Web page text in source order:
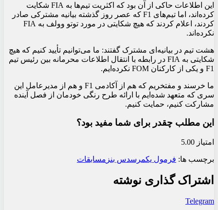
این اطلاعات حاکی از آن بود که اکثریت تیم‌ها به FIA شکایت
کرده‌اند، اما تیم‌های F1 که عصر روز گذشته بیانیه مشترکی صادر
کردند، اعلام کردند که هیچ شکایتی در مورد توتو وولف به FIA
نکرده‌اند.
هشت تیم در بیانیه‌ای مشترک گفتند: ما می‌توانیم تأیید کنیم که هیچ
شکایتی به FIA در رابطه با انتقال اطلاعات محرمانه بین رئیس تیم
F1 و یکی از کارکنان FOM نکرده‌ایم.
ما خرسند و مفتخریم که هم از آکادمی F1 و هم از مدیرعامل این
سری که متعهد شده‌ایم با ارائه طرح رنگی خودمان از فصل آینده
مشارکت کنیم، حمایت کنیم.
این مطلب چقدر برای شما مفید بود؟
امتیاز 5.00
برچسب ها: فرمول یکمرسدس بنز مسابقات
اشتراک گذاری نوشته
Telegram